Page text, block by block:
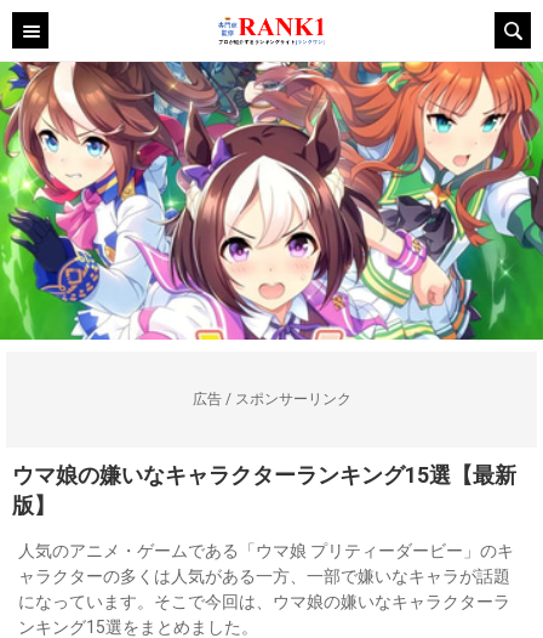
広告 / スポンサーリンク
ウマ娘の嫌いなキャラクターランキング15選【最新
版】
人気のアニメ・ゲームである「ウマ娘 プリティーダービー」のキ
ャラクターの多くは人気がある一方、一部で嫌いなキャラが話題
になっています。そこで今回は、ウマ娘の嫌いなキャラクターラ
ンキング15選をまとめました。